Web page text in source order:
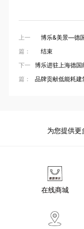
上一
篇：
博乐&美景—德
结束
下一
篇：
博乐进驻上海德
品牌贡献低能耗建
为您提供更
在线商城